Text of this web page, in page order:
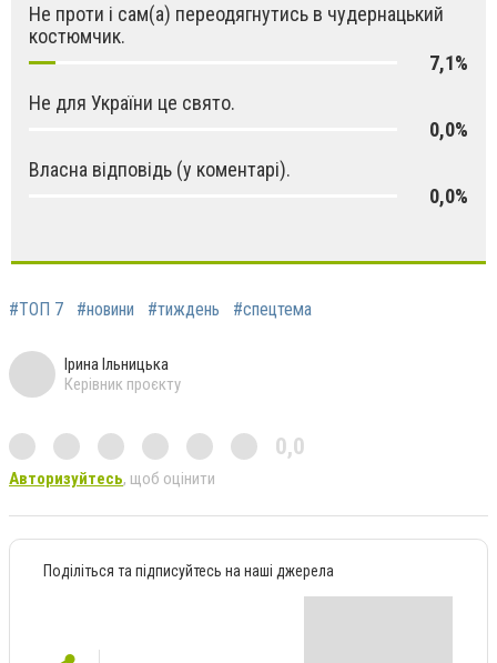
Не проти і сам(а) переодягнутись в чудернацький
костюмчик.
7,1%
Не для України це свято.
0,0%
Власна відповідь (у коментарі).
0,0%
#ТОП 7 #новини #тиждень #спецтема
Ірина Ільницька
Керівник проєкту
0,0
Авторизуйтесь, щоб оцінити
Поділіться та підписуйтесь на наші джерела